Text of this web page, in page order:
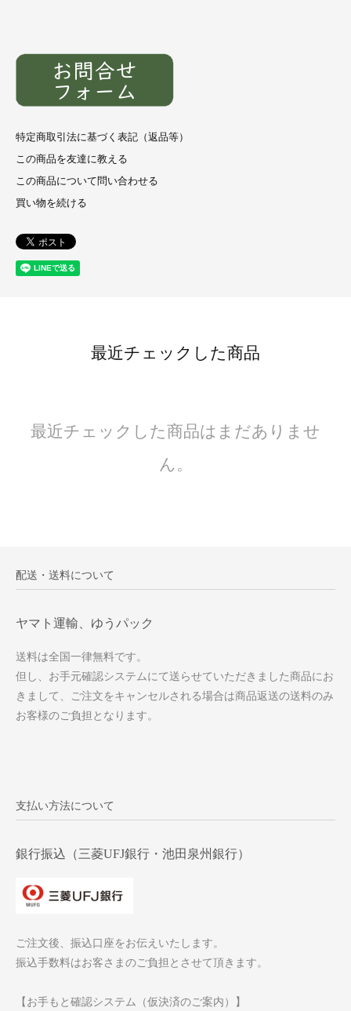
特定商取引法に基づく表記（返品等）
この商品を友達に教える
この商品について問い合わせる
買い物を続ける
最近チェックした商品
最近チェックした商品はまだありませ
ん。
配送・送料について
ヤマト運輸、ゆうパック
送料は全国一律無料です。
但し、お手元確認システムにて送らせていただきました商品にお
きまして、ご注文をキャンセルされる場合は商品返送の送料のみ
お客様のご負担となります。
支払い方法について
銀行振込（三菱UFJ銀行・池田泉州銀行）
ご注文後、振込口座をお伝えいたします。
振込手数料はお客さまのご負担とさせて頂きます。
【お手もと確認システム（仮決済のご案内）】